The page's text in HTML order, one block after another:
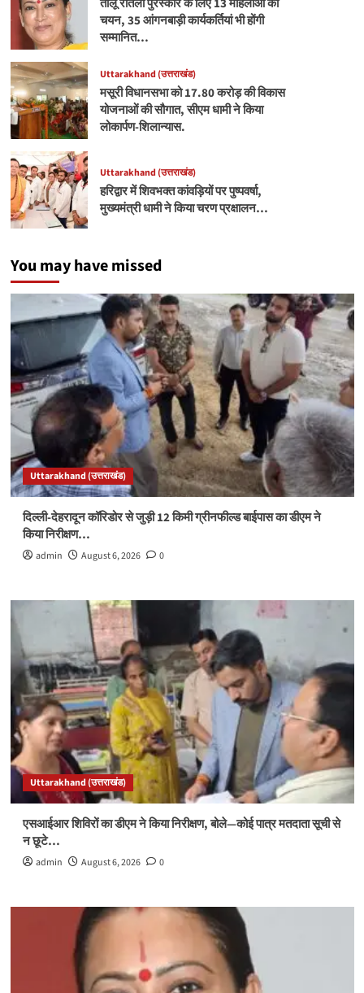
तीलू रौतेली पुरस्कार के लिए 13 महिलाओं का
चयन, 35 आंगनबाड़ी कार्यकर्तियां भी होंगी
सम्मानित…
Uttarakhand (उत्तराखंड)
मसूरी विधानसभा को 17.80 करोड़ की विकास
योजनाओं की सौगात, सीएम धामी ने किया
लोकार्पण-शिलान्यास.
Uttarakhand (उत्तराखंड)
हरिद्वार में शिवभक्त कांवड़ियों पर पुष्पवर्षा,
मुख्यमंत्री धामी ने किया चरण प्रक्षालन…
You may have missed
Uttarakhand (उत्तराखंड)
दिल्ली-देहरादून कॉरिडोर से जुड़ी 12 किमी ग्रीनफील्ड बाईपास का डीएम ने
किया निरीक्षण…
admin August 6, 2026 0
Uttarakhand (उत्तराखंड)
एसआईआर शिविरों का डीएम ने किया निरीक्षण, बोले—कोई पात्र मतदाता सूची से
न छूटे…
admin August 6, 2026 0